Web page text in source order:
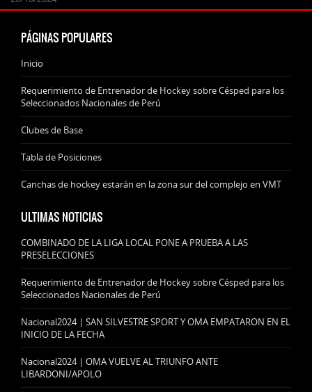
PÁGINAS POPULARES
Inicio
Requerimiento de Entrenador de Hockey sobre Césped para los
Seleccionados Nacionales de Perú
Clubes de Base
Tabla de Posiciones
Canchas de hockey estarán en la zona sur del complejo en VMT
ULTIMAS NOTICIAS
COMBINADO DE LA LIGA LOCAL PONE A PRUEBA A LAS
PRESELECCIONES
Requerimiento de Entrenador de Hockey sobre Césped para los
Seleccionados Nacionales de Perú
Nacional2024 | SAN SILVESTRE SPORT Y OMA EMPATARON EN EL
INICIO DE LA FECHA
Nacional2024 | OMA VUELVE AL TRIUNFO ANTE
LIBARDONI/APOLO